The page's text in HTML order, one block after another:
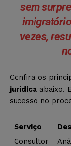
sem
vezes,
Confira os
jurídica abaixo.
sucesso no
Serviço
Consultor